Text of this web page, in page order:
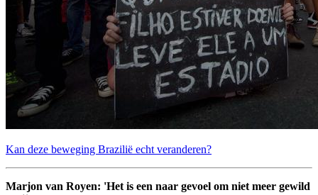
Kan deze beweging Brazilië echt veranderen?
Marjon van Royen: 'Het is een naar gevoel om niet meer gewild